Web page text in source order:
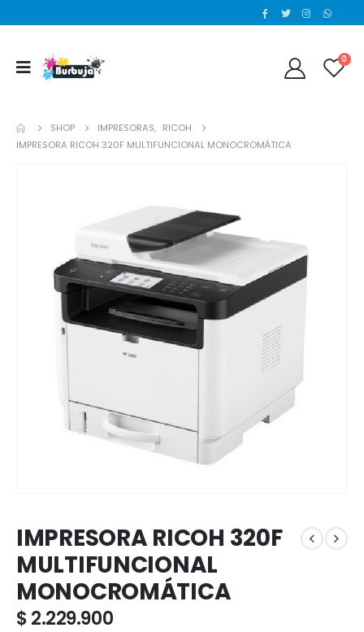
0
SHOP IMPRESORAS, RICOH
IMPRESORA RICOH 320F MULTIFUNCIONAL MONOCROMÁTICA
IMPRESORA RICOH 320F
MULTIFUNCIONAL
MONOCROMÁTICA
$2.229.900